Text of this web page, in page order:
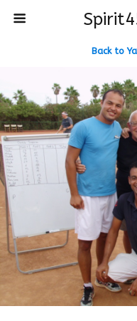
Back to